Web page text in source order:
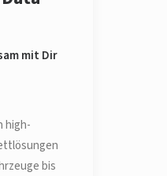
mit Dir
high-
bis